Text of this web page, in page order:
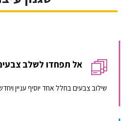
אל תפחדו לשלב
שילוב צבעים בחלל אחד יוסיף עניין